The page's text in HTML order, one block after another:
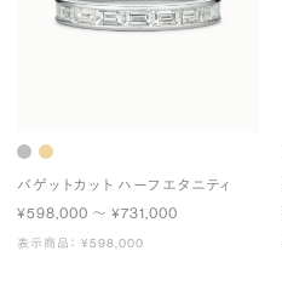
バゲットカット ハーフエタニティ
¥598,000 〜 ¥731,000
表示商品： ¥598,000